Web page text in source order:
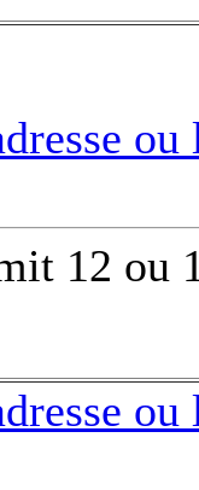
12 ou